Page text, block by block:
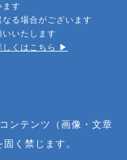
ます
る場合がございます
いたします
しくはこちら ▶︎
ンテンツ（画像・文章
く禁じます。